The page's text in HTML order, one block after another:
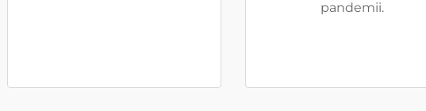
pandemii.